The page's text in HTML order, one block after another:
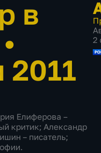
в
•
2011
Елиферова –
критик; Александр
– писатель;
2